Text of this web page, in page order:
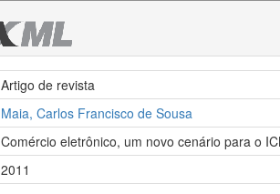
Artigo de revista
Maia, Carlos Francisco de Sousa
Comércio eletrônico, um novo cenário para o
2011